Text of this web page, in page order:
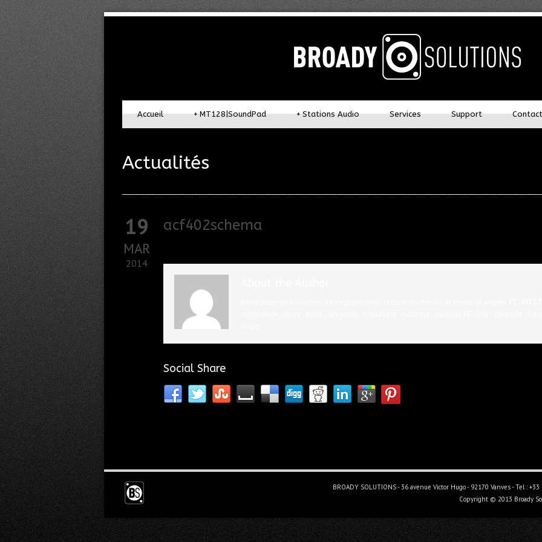
Accueil MT128|SoundPad
+ Stations Audio
+ Services Support Contact
Actualités
19
MAR
2014
acf402schema
Social Share
BROADY SOLUTIONS - 36 avenue Victor Hugo - 92170 Vanves - Tel :
Copyright © 2013 Broady